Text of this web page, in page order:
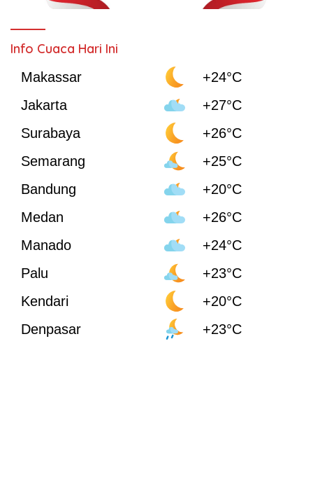
Info Cuaca Hari Ini
Makassar
+24°C
Jakarta
+27°C
Surabaya
+26°C
Semarang
+25°C
Bandung
+20°C
Medan
+26°C
Manado
+24°C
Palu
+23°C
Kendari
+20°C
Denpasar
+23°C